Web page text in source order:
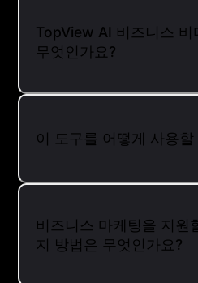
TopView AI 비즈니스 비
무엇인가요?
이 도구를 어떻게 사용
비즈니스 마케팅을 지원
지 방법은 무엇인가요?